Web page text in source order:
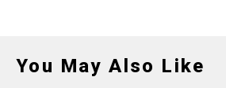
You May Also Like